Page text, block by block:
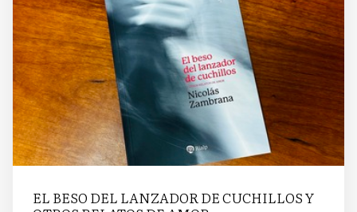
EL BESO DEL LANZADOR DE CUCHILLOS Y